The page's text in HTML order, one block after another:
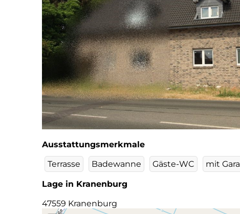
Ausstattungsmerkmale
Terrasse
Badewanne Gäste-WC mit
Lage in Kranenburg
47559 Kranenburg